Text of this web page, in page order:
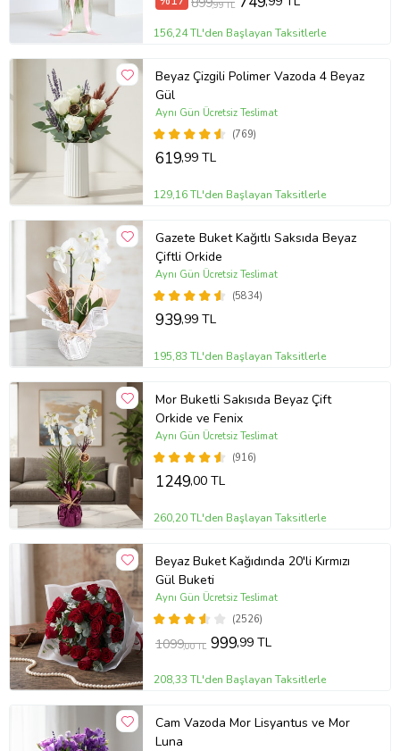
,99 TL
156,24 TL'den Başlayan Taksitlerle
Beyaz Çizgili Polimer Vazoda 4 Beyaz
Gül
(769)
Aynı Gün Ücretsiz Teslimat
619,99 TL
129,16 TL'den Başlayan Taksitlerle
Gazete Buket Kağıtlı Saksıda Beyaz
Çiftli Orkide
(5834)
Aynı Gün Ücretsiz Teslimat
939,99 TL
195,83 TL'den Başlayan Taksitlerle
Mor Buketli Sakısıda Beyaz Çift
Orkide ve Fenix
(916)
Aynı Gün Ücretsiz Teslimat
1249,00 TL
260,20 TL'den Başlayan Taksitlerle
Beyaz Buket Kağıdında 20'li Kırmızı
Gül Buketi
(2526)
Aynı Gün Ücretsiz Teslimat
1099,00 TL 999,99 TL
208,33 TL'den Başlayan Taksitlerle
Cam Vazoda Mor Lisyantus ve Mor
Luna